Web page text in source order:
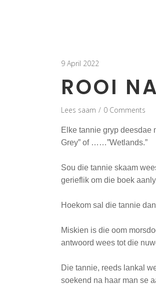
9 April 2022
ROOI
Lees saam 0 Comments
Elke tannie gryp deesdae
Grey” of ……”Wetlands.”
Sou die tannie skaam
gerieflik om die boek
Hoekom sal die tannie
Miskien is die oom
antwoord wees tot die
Die tannie, reeds lankal
soekend na haar man se